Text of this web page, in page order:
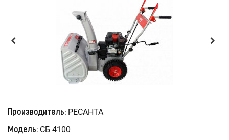
Производитель: РЕСАНТА
Модель: СБ 4100